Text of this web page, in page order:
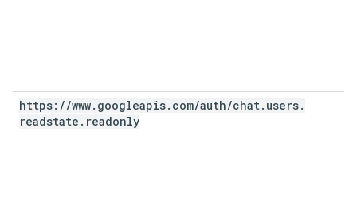
https: //www. googleapis. com/auth/chat. users.
readstate . readonly